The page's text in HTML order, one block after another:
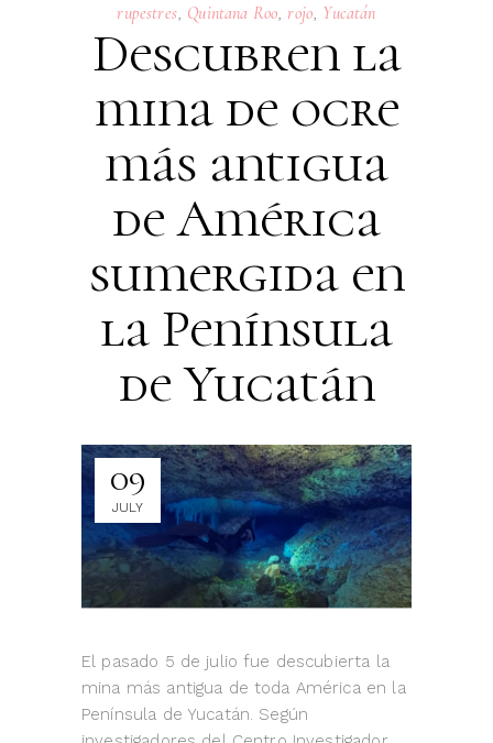
rupestres, Quintana Roo rojo Yucatán
Descubren la
mina de ocre
más antigua
de América
sumergida en
la Península
de Yucatán
09
JULY
El pasado 5 de julio fue descubierta la
mina más antigua de toda América en la
Península de Yucatán. Según